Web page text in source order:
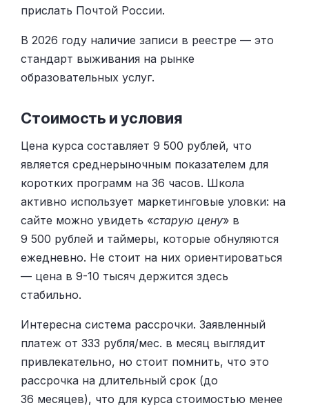
прислать Почтой России.
В 2026 году наличие записи в реестре — это
стандарт выживания на рынке
образовательных услуг.
Стоимость и условия
Цена курса составляет 9 500 рублей, что
является среднерыночным показателем для
коротких программ на 36 часов. Школа
активно использует маркетинговые уловки: на
сайте можно увидеть «старую цену» в
9 500 рублей и таймеры, которые обнуляются
ежедневно. Не стоит на них ориентироваться
— цена в 9-10 тысяч держится здесь
стабильно.
Интересна система рассрочки. Заявленный
платеж от 333 рубля/мес. в месяц выглядит
привлекательно, но стоит помнить, что это
рассрочка на длительный срок (до
36 месяцев), что для курса стоимостью менее